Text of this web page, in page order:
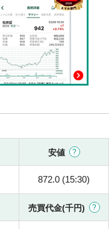
安値
872.0 (15:30)
売買代金(千円)